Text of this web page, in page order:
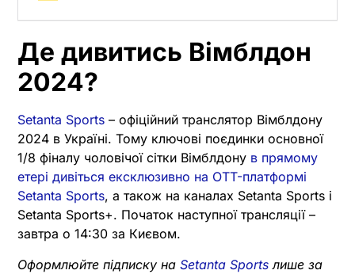
Де дивитись Вімблдон
2024?
Setanta Sports – офіційний транслятор Вімблдону
2024 в Україні. Тому ключові поєдинки основної
1/8 фіналу чоловічої сітки Вімблдону в прямому
етері дивіться ексклюзивно на OTT-платформі
Setanta Sports, а також на каналах Setanta Sports і
Setanta Sports+. Початок наступної трансляції –
завтра о 14:30 за Києвом.
Оформлюйте підписку на Setanta Sports лише за